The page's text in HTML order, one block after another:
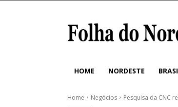
HOME NORDESTE
Home Negócios Pesquisa da CNC